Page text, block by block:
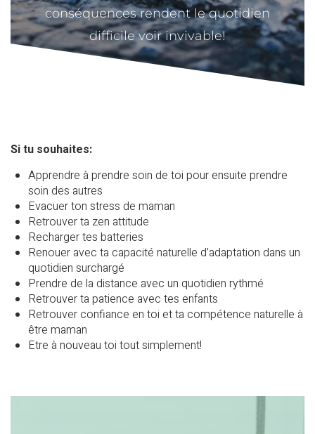
conséquences rendent le quotidien
difficile voir invivable!
Si tu souhaites:
Apprendre à prendre soin de toi pour ensuite prendre
soin des autres
Evacuer ton stress de maman
Retrouver ta zen attitude
Recharger tes batteries
Renouer avec ta capacité naturelle d’adaptation dans un
quotidien surchargé
Prendre de la distance avec un quotidien rythmé
Retrouver ta patience avec tes enfants
Retrouver confiance en toi et ta compétence naturelle à
être maman
Etre à nouveau toi tout simplement!